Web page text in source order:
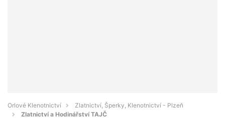
Orlové Klenotnictví
Zlatnictví, Šperky, Klenotnictví - Plzeň
Zlatnictví a Hodinářství TAJČ